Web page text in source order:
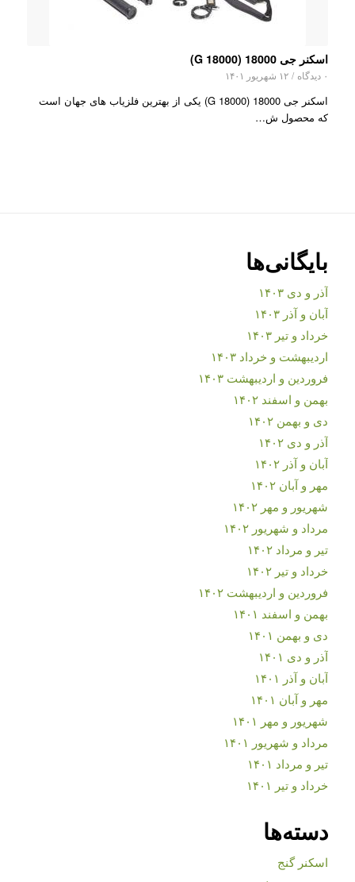
اسکنر جی 18000 (G 18000)
۰ دیدگاه / ۱۲ شهریور ۱۴۰۱
اسکنر جی 18000 (G 18000) یکی از بهترین فلزیاب های جهان است
که محصول ش…
بایگانی‌ها
آذر و دی ۱۴۰۳
آبان و آذر ۱۴۰۳
خرداد و تیر ۱۴۰۳
اردیبهشت و خرداد ۱۴۰۳
فروردین و اردیبهشت ۱۴۰۳
بهمن و اسفند ۱۴۰۲
دی و بهمن ۱۴۰۲
آذر و دی ۱۴۰۲
آبان و آذر ۱۴۰۲
مهر و آبان ۱۴۰۲
شهریور و مهر ۱۴۰۲
مرداد و شهریور ۱۴۰۲
تیر و مرداد ۱۴۰۲
خرداد و تیر ۱۴۰۲
فروردین و اردیبهشت ۱۴۰۲
بهمن و اسفند ۱۴۰۱
دی و بهمن ۱۴۰۱
آذر و دی ۱۴۰۱
آبان و آذر ۱۴۰۱
مهر و آبان ۱۴۰۱
شهریور و مهر ۱۴۰۱
مرداد و شهریور ۱۴۰۱
تیر و مرداد ۱۴۰۱
خرداد و تیر ۱۴۰۱
دسته‌ها
اسکنر گنج